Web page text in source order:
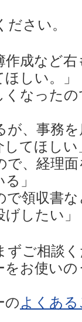
さい。
作成など
しい。」
くなった
が、事務
してほしい
で、経理
」
で領収書
したい」
ずご相談
をお使い
のよくあ